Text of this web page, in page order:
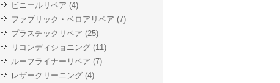
ビニールリペア (4)
ファブリック・ベロアリペア (7)
プラスチックリペア (25)
リコンディショニング (11)
ルーフライナーリペア (7)
レザークリーニング (4)